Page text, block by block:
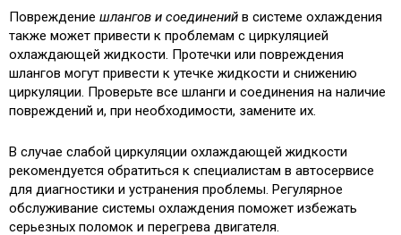
Повреждение шлангов и соединений в системе охлаждения
также может привести к проблемам с циркуляцией
охлаждающей жидкости. Протечки или повреждения
шлангов могут привести к утечке жидкости и снижению
циркуляции. Проверьте все шланги и соединения на наличие
повреждений и, при необходимости, замените их.
В случае слабой циркуляции охлаждающей жидкости
рекомендуется обратиться к специалистам в автосервисе
для диагностики и устранения проблемы. Регулярное
обслуживание системы охлаждения поможет избежать
серьезных поломок и перегрева двигателя.